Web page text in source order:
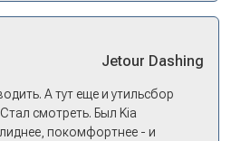
Jetour Dashing
А тут еще и утильсбор
смотреть. Был Kia
покомфортнее - и